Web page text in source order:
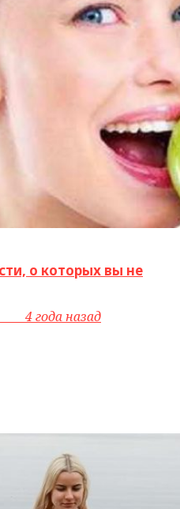
о которых вы не
4 года назад